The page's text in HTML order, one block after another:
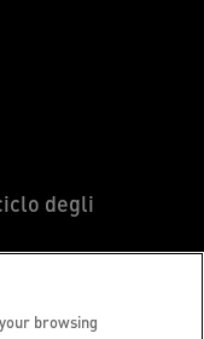
degli
browsing